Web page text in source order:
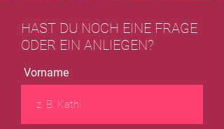
HAST DU NOCH EINE FRAGE
ODER EIN ANLIEGEN?
Vorname